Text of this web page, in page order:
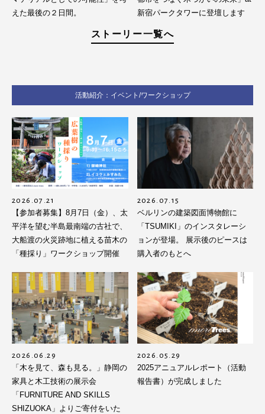
えた最後の２日間。
新宿パークタワーに登壇します
ストーリー一覧へ
活動紹介：イベント/ワークショップ
2026.07.21
【参加者募集】8月7日（金）、太
平洋を望む半島最南端の古社で、
大船渡の火災跡地に植える苗木の
「種採り」ワークショップ開催
2026.07.15
ベルリンの建築図面博物館に
「TSUMIKI」のインスタレーシ
ョンが登場。 展示後のピースは
購入者のもとへ
2026.06.29
「木を見て、森も見る。」静岡の
家具と木工技術の展示会
「FURNITURE AND SKILLS
SHIZUOKA」よりご寄付をいた
2026.05.29
2025アニュアルレポート（活動
報告書）が完成しました